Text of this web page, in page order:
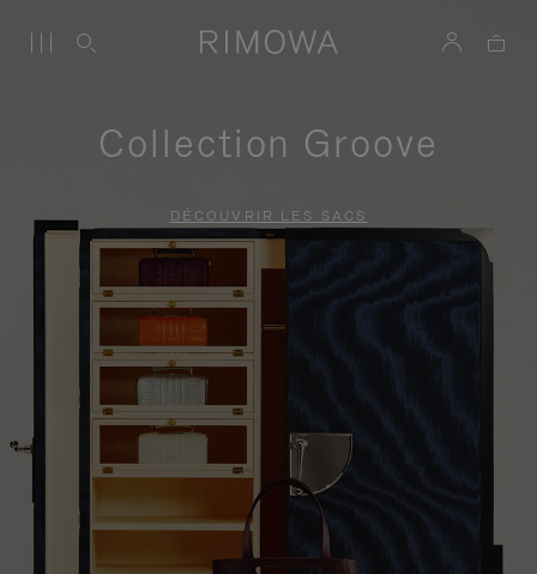
Collection Groove
DÉCOUVRIR LES SACS